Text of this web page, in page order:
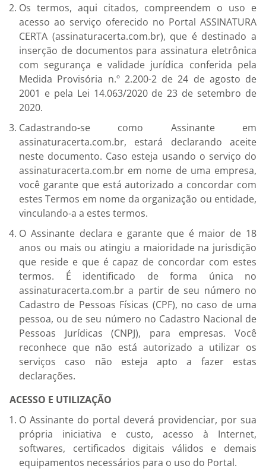
Os termos, aqui citados, compreendem o uso e
acesso ao serviço oferecido no Portal ASSINATURA
CERTA (assinaturacerta.com.br), que é destinado a
inserção de documentos para assinatura eletrônica
com segurança e validade jurídica conferida pela
Medida Provisória n.º 2.200-2 de 24 de agosto de
2001 e pela Lei 14.063/2020 de 23 de setembro de
2020.
Cadastrando-se como Assinante em
assinaturacerta.com.br, estará declarando aceite
neste documento. Caso esteja usando o serviço do
assinaturacerta.com.br em nome de uma empresa,
você garante que está autorizado a concordar com
estes Termos em nome da organização ou entidade,
vinculando-a a estes termos.
O Assinante declara e garante que é maior de 18
anos ou mais ou atingiu a maioridade na jurisdição
que reside e que é capaz de concordar com estes
termos. É identificado de forma única no
assinaturacerta.com.br a partir de seu número no
Cadastro de Pessoas Físicas (CPF), no caso de uma
pessoa, ou de seu número no Cadastro Nacional de
Pessoas Jurídicas (CNPJ), para empresas. Você
reconhece que não está autorizado a utilizar os
serviços caso não esteja apto a fazer estas
declarações.
ACESSO E UTILIZAÇÃO
O Assinante do portal deverá providenciar, por sua
própria iniciativa e custo, acesso à Internet,
softwares, certificados digitais válidos e demais
equipamentos necessários para o uso do Portal.